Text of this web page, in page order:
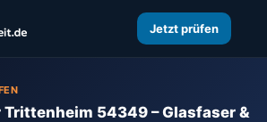
Jetzt prüfen
54349 – Glasfaser &